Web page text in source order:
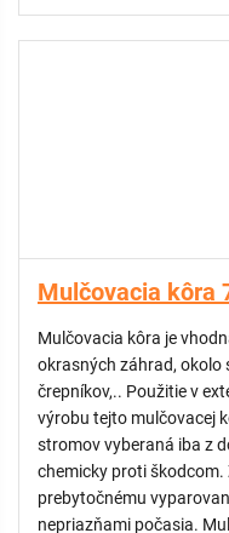
regulovať burinu,
Mulčovacia kôra
Mulčovacia kôra je
okrasných záhrad, okolo
črepníkov,.. Použitie v
výrobu tejto mulčovacej
stromov vyberaná iba z
chemicky proti škodcom.
prebytočnému
nepriazňami počasia.